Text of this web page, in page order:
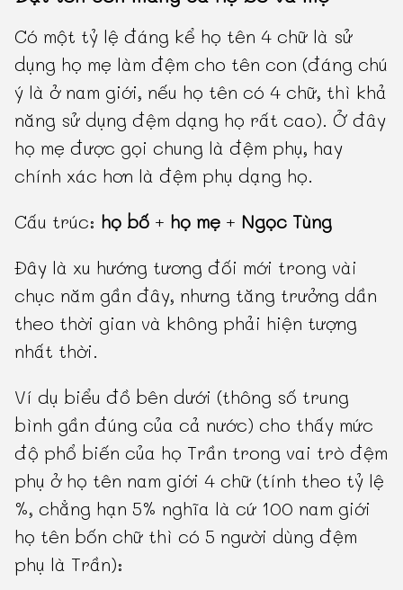
Có một tỷ lệ đáng kể họ tên 4 chữ là sử
dụng họ mẹ làm đệm cho tên con (đáng chú
ý là ở nam giới, nếu họ tên có 4 chữ, thì khả
năng sử dụng đệm dạng họ rất cao). Ở đây
họ mẹ được gọi chung là đệm phụ, hay
chính xác hơn là đệm phụ dạng họ.
Cấu trúc: họ bố + họ mẹ + Ngọc Tùng
Đây là xu hướng tương đối mới trong vài
chục năm gần đây, nhưng tăng trưởng dần
theo thời gian và không phải hiện tượng
nhất thời.
Ví dụ biểu đồ bên dưới (thông số trung
bình gần đúng của cả nước) cho thấy mức
độ phổ biến của họ Trần trong vai trò đệm
phụ ở họ tên nam giới 4 chữ (tính theo tỷ lệ
%, chẳng hạn 5% nghĩa là cứ 100 nam giới
họ tên bốn chữ thì có 5 người dùng đệm
phụ là Trần):